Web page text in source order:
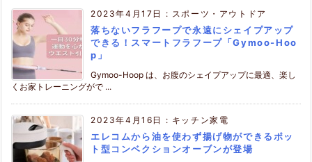
2023年4月17日 : スポーツ・アウトドア
落ちないフラフープで永遠にシェイプアップ
できる！スマートフラフープ「Gymoo-Hoo
p」
Gymoo-Hoop は、お腹のシェイプアップに最適、楽し
くお家トレーニングがで ...
2023年4月16日 : キッチン家電
エレコムから油を使わず揚げ物ができるポッ
ト型コンベクションオーブンが登場